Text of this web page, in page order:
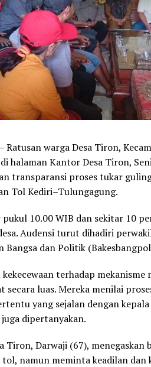
Ratusan warga Desa Tiron,
halaman Kantor Desa Tiron,
transparansi proses tukar
Tol Kediri–Tulungagung.
pukul 10.00 WIB dan sekitar 10
Audensi turut dihadiri
Bangsa dan Politik
terhadap
secara luas. Mereka menilai
yang sejalan dengan
dipertanyakan.
Tiron, Darwaji (67), menegaskan
namun meminta keadilan dan